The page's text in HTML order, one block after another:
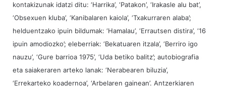
kontakizunak idatzi ditu: ‘Harrika’, ‘Patakon’, ‘Irakasle alu bat’,
‘Obsexuen kluba’, ‘Kanibalaren kaiola’, ‘Txakurraren alaba’;
helduentzako ipuin bildumak: ‘Hamalau’, ‘Errautsen distira’, ‘16
ipuin amodiozko’; eleberriak: ‘Bekatuaren itzala’, ‘Berriro igo
nauzu’, ‘Gure barrioa 1975’, ‘Uda betiko balitz’; autobiografia
eta saiakeraren arteko lanak: ‘Nerabearen biluzia’,
‘Errekarteko koadernoa’, ‘Arbelaren gainean’. Antzerkiaren